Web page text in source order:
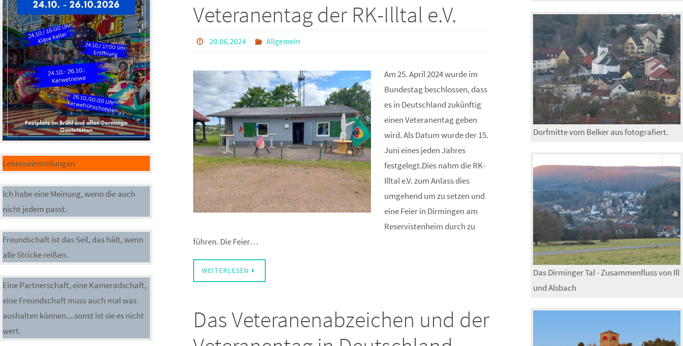
Veteranentag der RK-Illtal e.V.
20.06.2024 Allgemein
Am 25. April 2024 wurde im
Bundestag beschlossen, dass
es in Deutschland zukünftig
einen Veteranentag geben
wird. Als Datum wurde der 15.
Juni eines jeden Jahres
festgelegt.Dies nahm die RK-
Illtal e.V. zum Anlass dies
umgehend um zu setzen und
eine Feier in Dirmingen am
Reservistenheim durch zu
führen. Die Feier…
WEITERLESEN
Das Veteranenabzeichen und der
Lebenseinstellungen
Ich habe eine Meinung, wenn die auch
nicht jedem passt.
Freundschaft ist das Seil, das hält, wenn
alle Stricke reißen.
Eine Partnerschaft, eine Kameradschaft,
eine Freundschaft muss auch mal was
aushalten können....sonst ist sie es nicht
wert.
Dorfmitte vom Belker aus fotografiert.
Das Dirminger Tal - Zusammenfluss von Ill
und Alsbach